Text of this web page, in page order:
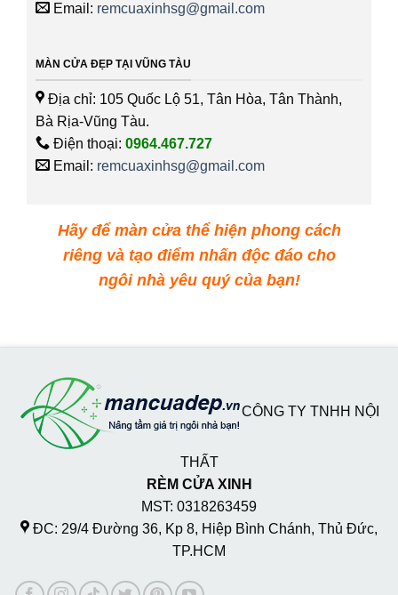
Email: remcuaxinhsg@gmail.com
MÀN CỬA ĐẸP TẠI VŨNG TÀU
Địa chỉ: 105 Quốc Lộ 51, Tân Hòa, Tân Thành,
Bà Rịa-Vũng Tàu.
Điện thoại: 0964.467.727
Email: remcuaxinhsg@gmail.com
Hãy để màn cửa thể hiện phong cách
riêng và tạo điểm nhấn độc đáo cho
ngôi nhà yêu quý của bạn!
CÔNG TY TNHH NỘI
THẤT
RÈM CỬA XINH
MST: 0318263459
ĐC: 29/4 Đường 36, Kp 8, Hiệp Bình Chánh, Thủ Đức,
TP.HCM